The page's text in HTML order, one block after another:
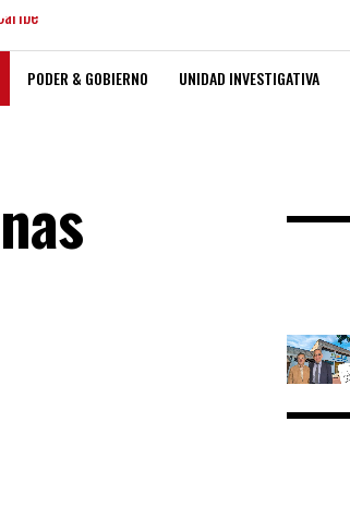
PODER & GOBIERNO UNIDAD INVESTIGATIVA